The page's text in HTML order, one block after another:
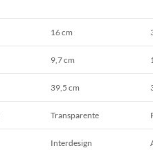
16 cm
9,7 cm
39,5 cm
Transparente
Interdesign